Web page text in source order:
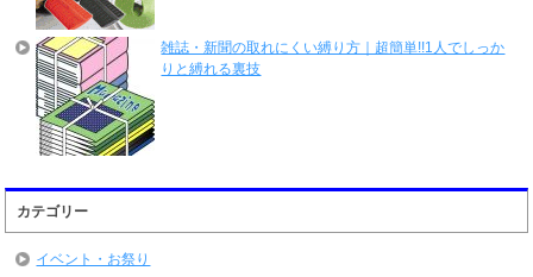
雑誌・新聞の取れにくい縛り方｜超簡単!!1人でしっか
りと縛れる裏技
カテゴリー
イベント・お祭り